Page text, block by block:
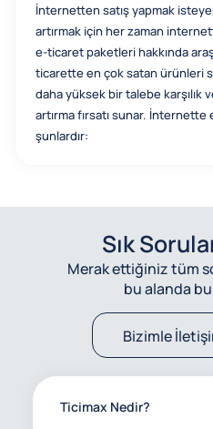
İnternetten satış yapmak
artırmak için her zaman
e-ticaret paketleri hakkında
ticarette en çok satan ürünleri
daha yüksek bir talebe karşılık
artırma fırsatı sunar.
şunlardır:
Sık
Merak ettiğiniz tüm
bu alanda
Bizimle
Ticimax Nedir?